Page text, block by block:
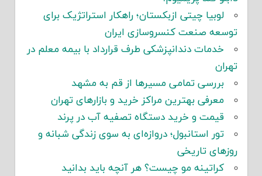
لوبیا چیتی ازبکستان؛ راهکار استراتژیک برای
توسعه صنعت کنسروسازی ایران
خدمات دندانپزشکی طرف قرارداد با بیمه معلم در
تهران
بررسی تمامی مسیرها از قم به مشهد
معرفی بهترین مراکز خرید و بازارهای تهران
قیمت و خرید دستگاه تصفیه آب در پرند
تور استانبول؛ دروازه‌ای به سوی زندگی شبانه و
روزهای تاریخی
کراتینه مو چیست؟ هر آنچه باید بدانید